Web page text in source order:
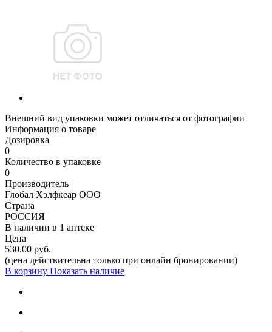
Внешний вид упаковки может отличаться от фотографии
Информация о товаре
Дозировка
0
Количество в упаковке
0
Производитель
Глобал Хэлфкеар ООО
Страна
РОССИЯ
В наличии в 1 аптеке
Цена
530.00 руб.
(цена действительна только при онлайн бронировании)
В корзину Показать наличие